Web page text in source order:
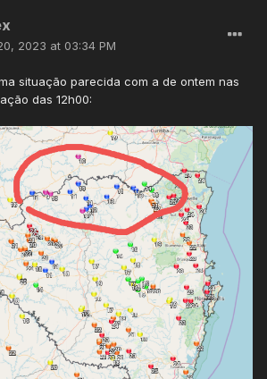
2023 at 03:34 PM
situação parecida com a de ontem nas
das 12h00: